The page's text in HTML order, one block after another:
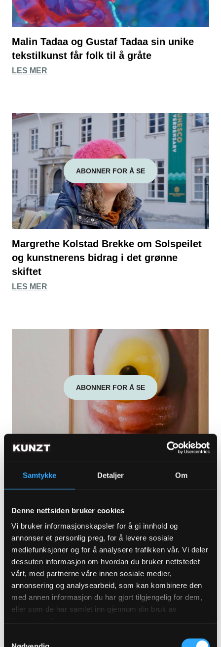
Samtykke Detaljer Om
Denne nettsiden bruker cookies
Vi bruker informasjonskapsler for å gi innhold og
annonser et personlig preg, for å levere sosiale
mediefunksjoner og for å analysere trafikken vår. Vi deler
dessuten informasjon om hvordan du bruker nettstedet
vårt, med partnerne våre innen sosiale medier,
annonsering og analysearbeid, som kan kombinere den
med annen informasjon du har gjort tilgjengelig for dem,
eller som de har samlet inn gjennom din bruk av
Malin Tadaa og Gustaf Tadaa sin unike
tekstilkunst får folk til å gråte
LES MER
ABONNER FOR Å SE
Margrethe Kolstad Brekke om Solspeilet
og kunstnerens bidrag i det grønne
skiftet
LES MER
ABONNER FOR Å SE
samtidskunst i Bergen
LES MER
ABONNER FOR Å SE